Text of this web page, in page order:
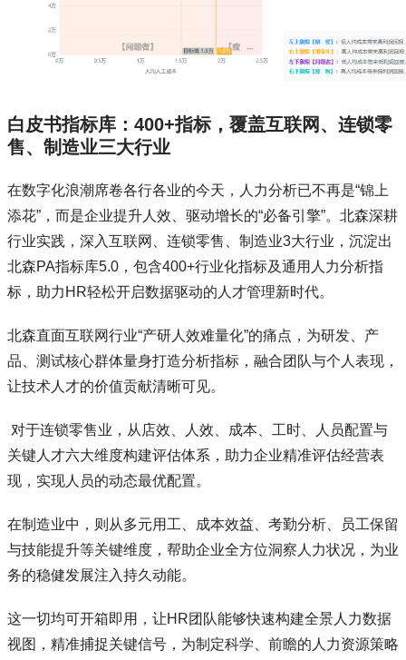
白皮书指标库：400+指标，覆盖互联网、连锁零
售、制造业三大行业
在数字化浪潮席卷各行各业的今天，人力分析已不再是“锦上
添花”，而是企业提升人效、驱动增长的“必备引擎”。北森深耕
行业实践，深入互联网、连锁零售、制造业3大行业，沉淀出
北森PA指标库5.0，包含400+行业化指标及通用人力分析指
标，助力HR轻松开启数据驱动的人才管理新时代。
北森直面互联网行业“产研人效难量化”的痛点，为研发、产
品、测试核心群体量身打造分析指标，融合团队与个人表现，
让技术人才的价值贡献清晰可见。
对于连锁零售业，从店效、人效、成本、工时、人员配置与
关键人才六大维度构建评估体系，助力企业精准评估经营表
现，实现人员的动态最优配置。
在制造业中，则从多元用工、成本效益、考勤分析、员工保留
与技能提升等关键维度，帮助企业全方位洞察人力状况，为业
务的稳健发展注入持久动能。
这一切均可开箱即用，让HR团队能够快速构建全景人力数据
视图，精准捕捉关键信号，为制定科学、前瞻的人力资源策略